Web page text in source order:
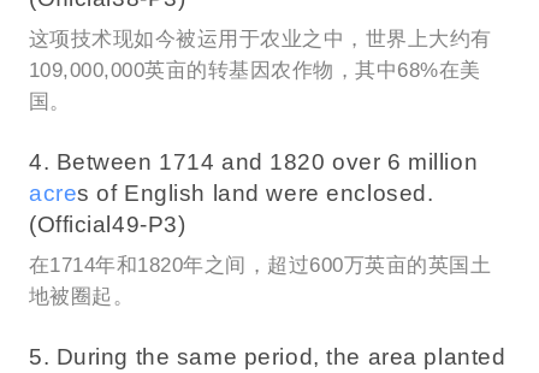
这项技术现如今被运用于农业之中，世界上大约有
109,000,000英亩的转基因农作物，其中68%在美
国。
4. Between 1714 and 1820 over 6 million
acres of English land were enclosed.
(Official49-P3)
在1714年和1820年之间，超过600万英亩的英国土
地被圈起。
5. During the same period, the area planted